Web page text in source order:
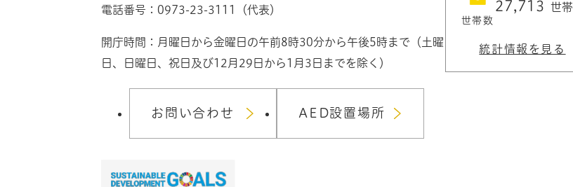
電話番号：0973-23-3111（代表）
開庁時間：月曜日から金曜日の午前8時30分から午後5時まで（土曜
日、日曜日、祝日及び12月29日から1月3日までを除く）
お問い合わせ AED設置場所
世帯数
27,713 世帯
統計情報を見る